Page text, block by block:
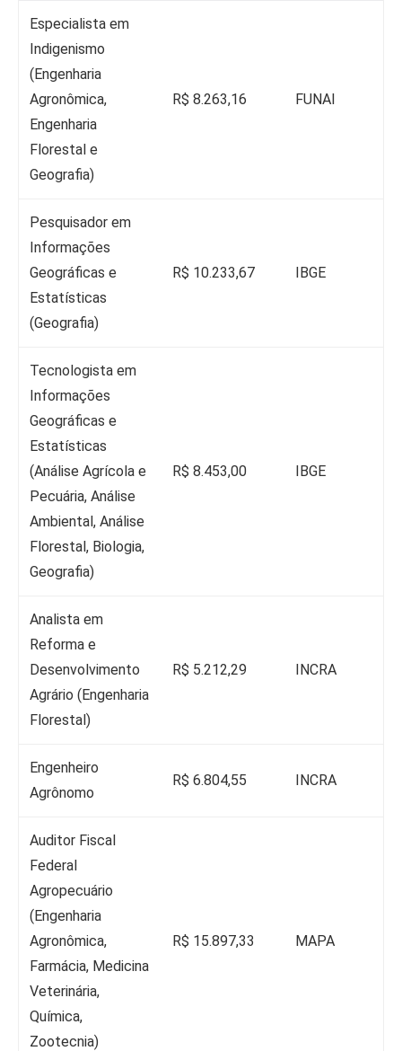
Especialista em
Indigenismo
(Engenharia
Agronômica,
Engenharia
Florestal e
Geografia)
R$ 8.263,16 FUNAI
Pesquisador em
Informações
Geográficas e
Estatísticas
(Geografia)
R$ 10.233,67 IBGE
Tecnologista em
Informações
Geográficas e
Estatísticas
(Análise Agrícola e
Pecuária, Análise
Ambiental, Análise
Florestal, Biologia,
Geografia)
R$ 8.453,00 IBGE
Analista em
Reforma e
Desenvolvimento
Agrário (Engenharia
Florestal)
R$ 5.212,29 INCRA
Engenheiro
Agrônomo
R$ 6.804,55 INCRA
Auditor Fiscal
Federal
Agropecuário
(Engenharia
Agronômica,
Farmácia, Medicina
Veterinária,
Química,
Zootecnia)
R$ 15.897,33 MAPA